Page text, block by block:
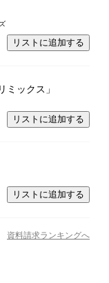
リストに追加する
ミックス」
リストに追加する
リストに追加する
資料請求ランキングへ